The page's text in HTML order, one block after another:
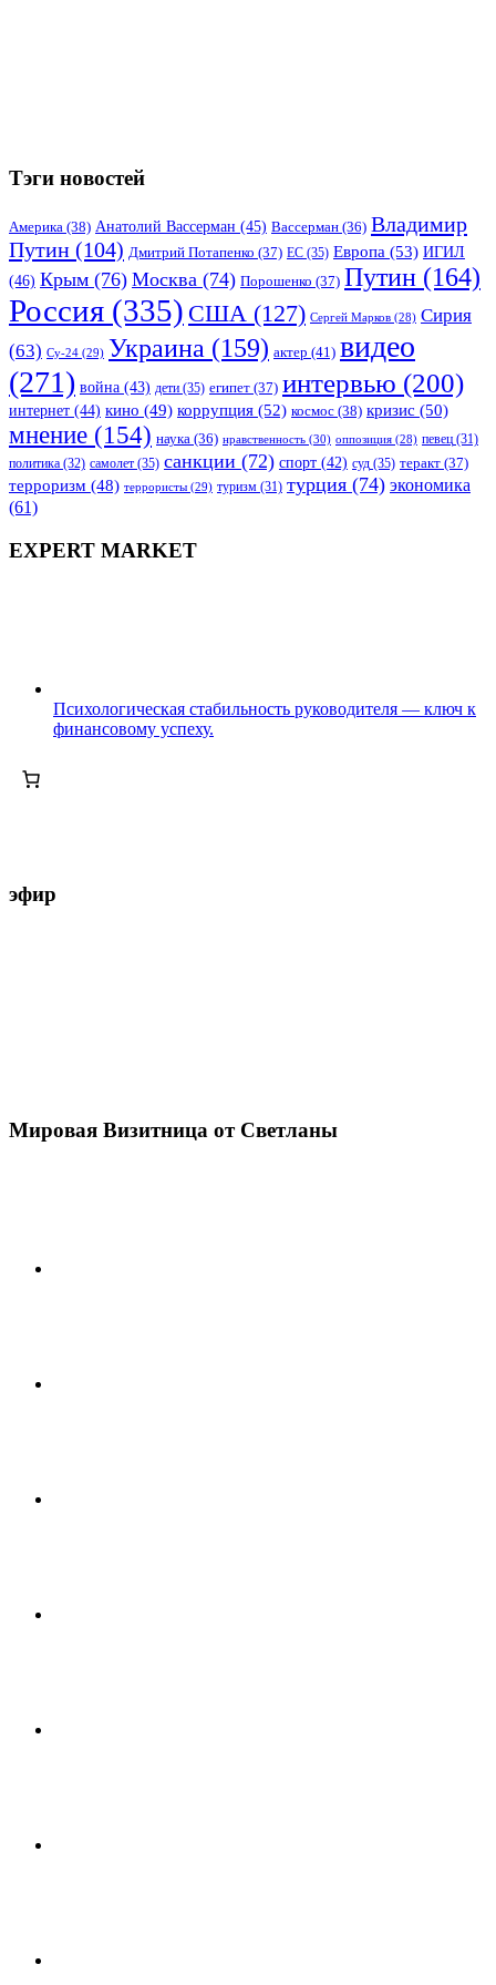
Тэги новостей
Америка (38) Анатолий Вассерман (45) Вассерман (36) Владимир
Путин (104) Дмитрий Потапенко (37) ЕС (35) Европа (53) ИГИЛ
(46) Крым (76) Москва (74) Порошенко (37) Путин (164)
Россия (335) США (127) Сергей Марков (28) Сирия
(63) Су-24 (29) Украина (159) актер (41) видео
(271) война (43) дети (35) египет (37) интервью (200)
интернет (44) кино (49) коррупция (52) космос (38) кризис (50)
мнение (154) наука (36) нравственность (30) оппозиция (28) певец (31)
политика (32) самолет (35) санкции (72) спорт (42) суд (35) теракт (37)
терроризм (48) террористы (29) туризм (31) турция (74) экономика
(61)
EXPERT MARKET
Психологическая стабильность руководителя — ключ к
финансовому успеху.
эфир
Мировая Визитница от Светланы